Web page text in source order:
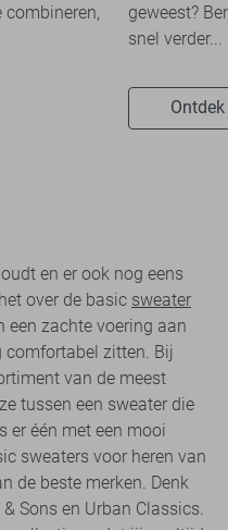
combineren,
geweest?
snel verder...
en er ook nog eens
over de basic sweater
een zachte voering aan
comfortabel zitten. Bij
van de meest
tussen een sweater die
er één met een mooi
sweaters voor heren van
de beste merken. Denk
Sons en Urban Classics.